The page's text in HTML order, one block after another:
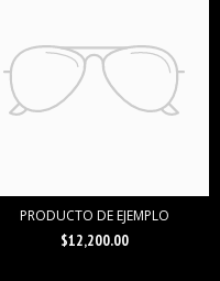
PRODUCTO DE EJEMPLO
$12,200.00